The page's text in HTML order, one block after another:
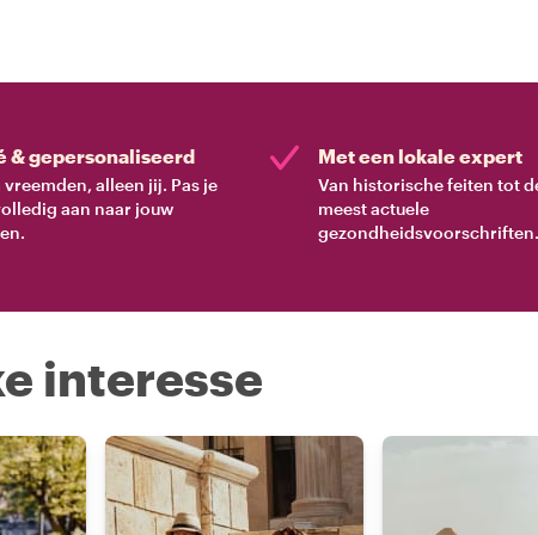
& gepersonaliseerd
vreemden, alleen jij. Pas je
aan naar jouw
Met een lokale expert
Van historische feiten tot
meest actuele
gezondheidsvoorschriften.
interesse